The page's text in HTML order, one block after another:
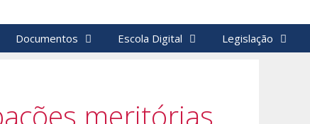
Documentos Escola Digital Legislação
meritórias